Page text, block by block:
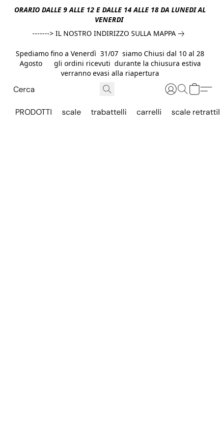
ORARIO DALLE 9 ALLE 12 E DALLE 14 ALLE 18 DA LUNEDI AL
VENERDI
-------> IL NOSTRO INDIRIZZO SULLA MAPPA
Spediamo fino a Venerdì 31/07 siamo Chiusi dal 10 al 28
Agosto gli ordini ricevuti durante la chiusura estiva
verranno evasi alla riapertura
PRODOTTI scale trabattelli carrelli scale